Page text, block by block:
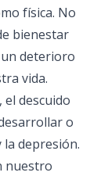
física. No
bienestar
deterioro
vida.
el descuido
o
la depresión.
nuestro